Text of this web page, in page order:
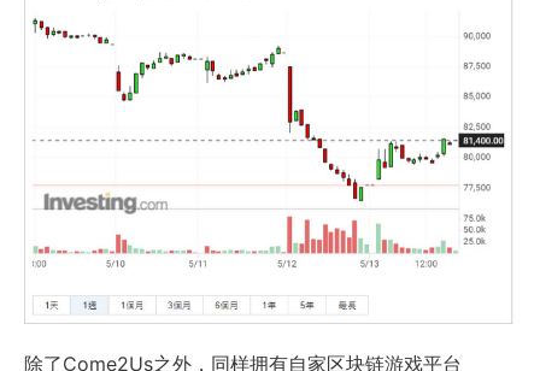
除了Come2Us之外，同样拥有自家区块链游戏平台